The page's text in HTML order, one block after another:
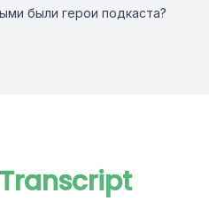
были герои подкаста?